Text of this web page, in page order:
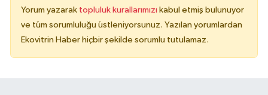
Yorum yazarak topluluk kurallarımızı kabul etmiş bulunuyor
ve tüm sorumluluğu üstleniyorsunuz. Yazılan yorumlardan
Ekovitrin Haber hiçbir şekilde sorumlu tutulamaz.